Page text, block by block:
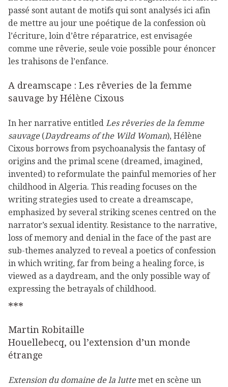
passé sont autant de motifs qui sont analysés ici afin
de mettre au jour une poétique de la confession où
l’écriture, loin d’être réparatrice, est envisagée
comme une rêverie, seule voie possible pour énoncer
les trahisons de l’enfance.
A dreamscape : Les rêveries de la femme
sauvage by Hélène Cixous
In her narrative entitled Les rêveries de la femme
sauvage(Daydreams of the Wild Woman), Hélène
Cixous borrows from psychoanalysis the fantasy of
origins and the primal scene (dreamed, imagined,
invented) to reformulate the painful memories of her
childhood in Algeria. This reading focuses on the
writing strategies used to create a dreamscape,
emphasized by several striking scenes centred on the
narrator’s sexual identity. Resistance to the narrative,
loss of memory and denial in the face of the past are
sub-themes analyzed to reveal a poetics of confession
in which writing, far from being a healing force, is
viewed as a daydream, and the only possible way of
expressing the betrayals of childhood.
***
Martin Robitaille
Houellebecq, ou l’extension d’un monde
étrange
Extension du domaine de la luttemet en scène un